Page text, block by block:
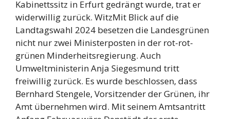
Kabinettssitz in Erfurt gedrängt wurde, trat er
widerwillig zurück. WitzMit Blick auf die
Landtagswahl 2024 besetzen die Landesgrünen
nicht nur zwei Ministerposten in der rot-rot-
grünen Minderheitsregierung. Auch
Umweltministerin Anja Siegesmund tritt
freiwillig zurück. Es wurde beschlossen, dass
Bernhard Stengele, Vorsitzender der Grünen, ihr
Amt übernehmen wird. Mit seinem Amtsantritt